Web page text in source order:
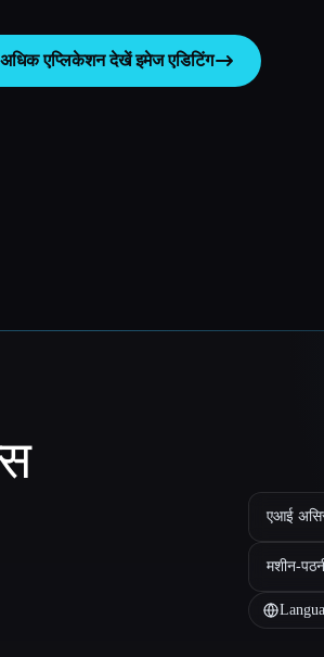
एप्लिकेशन देखेंइमेज एडिटिंग
एआई
मशीन-